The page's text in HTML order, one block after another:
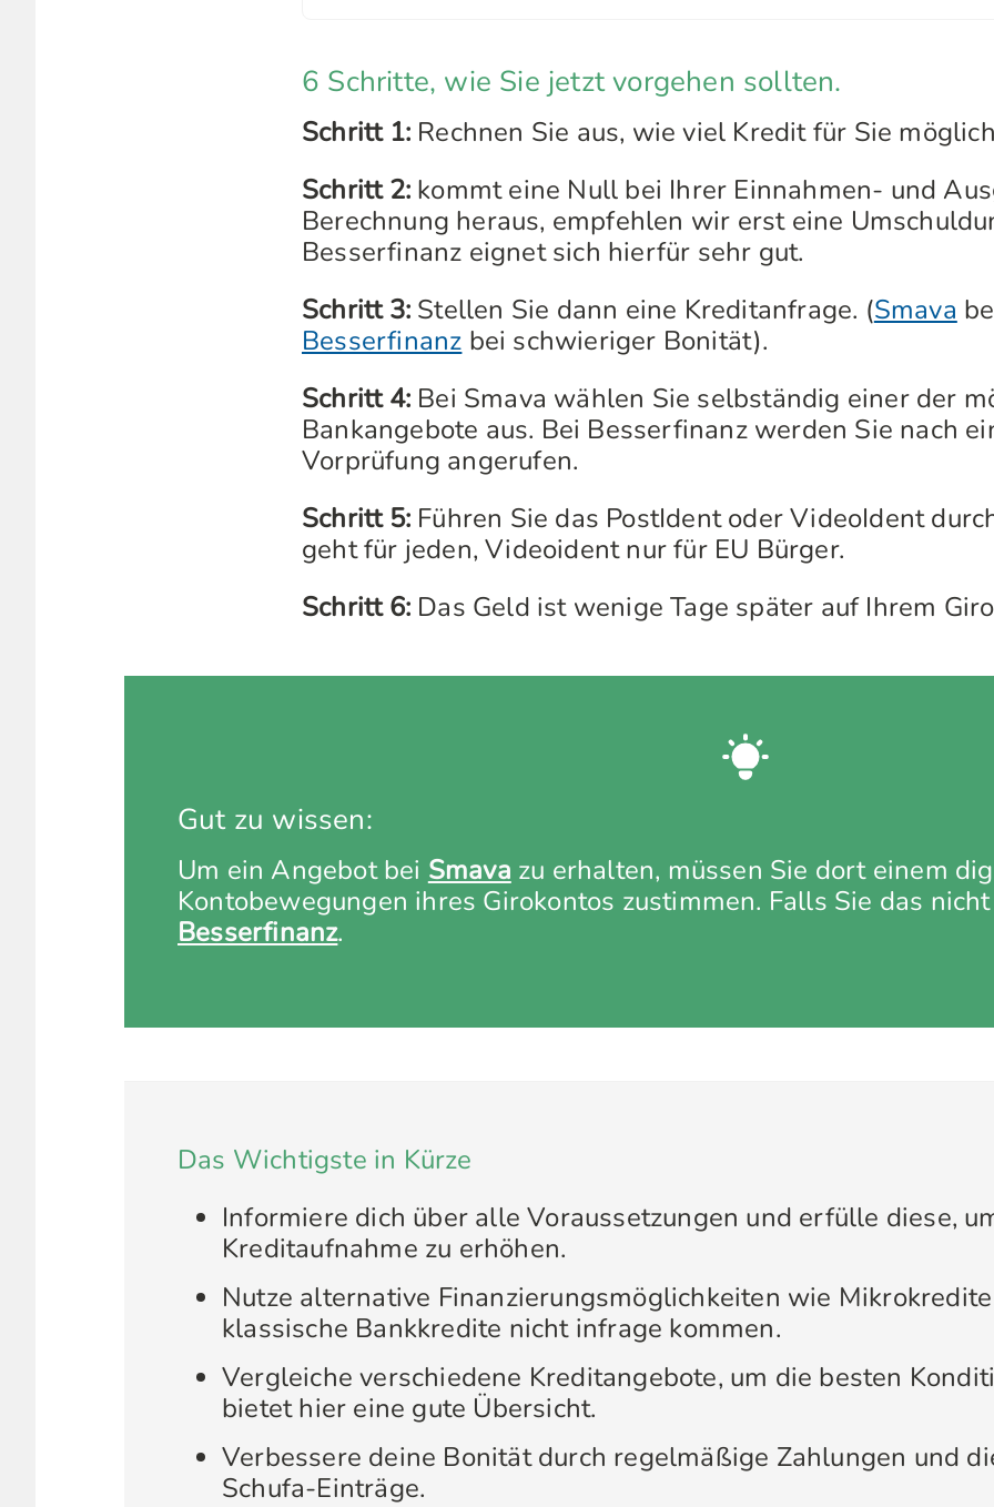
6 Schritte, wie Sie jetzt vorgehen sollten.
Schritt 1: Rechnen Sie aus, wie viel Kredit für Sie
Schritt 2: kommt eine Null bei Ihrer Einnahmen- und
Berechnung heraus, empfehlen wir erst eine
Besserfinanz eignet sich hierfür sehr gut.
Schritt 3: Stellen Sie dann eine Kreditanfrage. (Smava
Besserfinanz bei schwieriger Bonität).
Schritt 4: Bei Smava wählen Sie selbständig einer der
Bankangebote aus. Bei Besserfinanz werden Sie nach
Vorprüfung angerufen.
Schritt 5: Führen Sie das PostIdent oder VideoIdent
geht für jeden, Videoident nur für EU Bürger.
Schritt 6: Das Geld ist wenige Tage später auf Ihrem
Gut zu wissen:
Um ein Angebot bei Smava zu erhalten, müssen Sie dort einem
Kontobewegungen ihres Girokontos zustimmen. Falls Sie das
Besserfinanz.
Das Wichtigste in Kürze
Informiere dich über alle Voraussetzungen und erfülle diese,
Kreditaufnahme zu erhöhen.
Nutze alternative Finanzierungsmöglichkeiten wie
klassische Bankkredite nicht infrage kommen.
Vergleiche verschiedene Kreditangebote, um die besten
bietet hier eine gute Übersicht.
Verbessere deine Bonität durch regelmäßige Zahlungen und
Schufa-Einträge.